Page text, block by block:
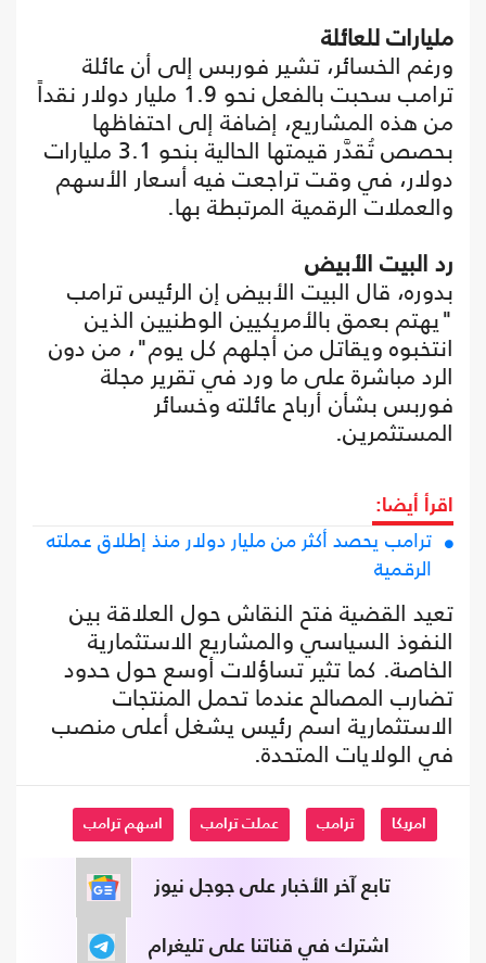
مليارات للعائلة
ورغم الخسائر، تشير فوربس إلى أن عائلة
ترامب سحبت بالفعل نحو 1.9 مليار دولار نقداً
من هذه المشاريع، إضافة إلى احتفاظها
بحصص تُقدَّر قيمتها الحالية بنحو 3.1 مليارات
دولار، في وقت تراجعت فيه أسعار الأسهم
والعملات الرقمية المرتبطة بها.
رد البيت الأبيض
بدوره، قال البيت الأبيض إن الرئيس ترامب
"يهتم بعمق بالأمريكيين الوطنيين الذين
انتخبوه ويقاتل من أجلهم كل يوم"، من دون
الرد مباشرة على ما ورد في تقرير مجلة
فوربس بشأن أرباح عائلته وخسائر
المستثمرين.
اقرأ أيضا:
ترامب يحصد أكثر من مليار دولار منذ إطلاق عملته
الرقمية
تعيد القضية فتح النقاش حول العلاقة بين
النفوذ السياسي والمشاريع الاستثمارية
الخاصة. كما تثير تساؤلات أوسع حول حدود
تضارب المصالح عندما تحمل المنتجات
الاستثمارية اسم رئيس يشغل أعلى منصب
في الولايات المتحدة.
امريكا ترامب عملت ترامب اسهم ترامب
تابع آخر الأخبار على جوجل نيوز
اشترك في قناتنا على تليغرام